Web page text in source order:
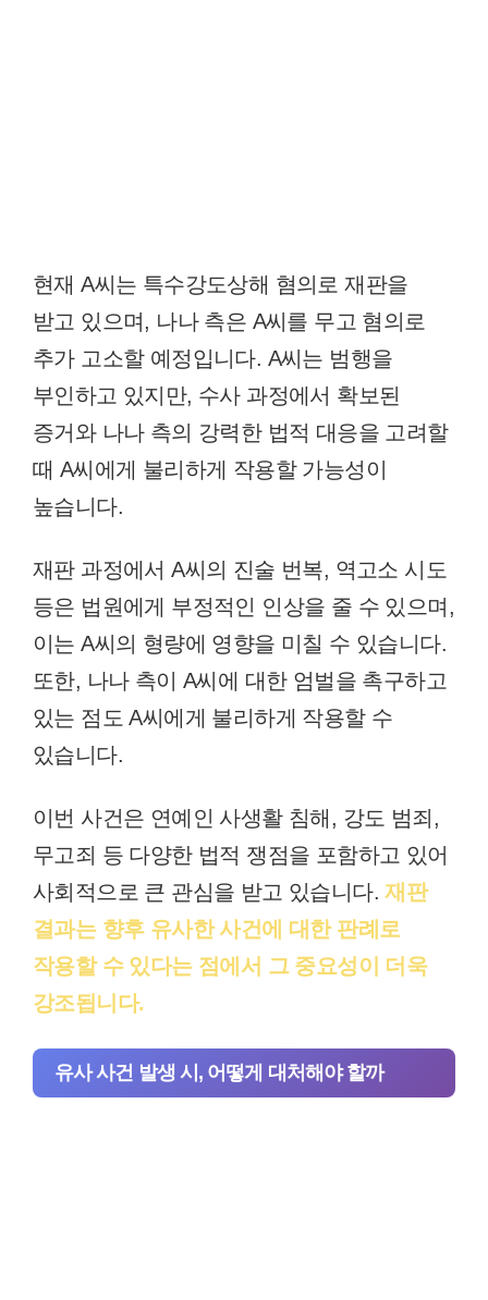
현재 A씨는 특수강도상해 혐의로 재판을
받고 있으며, 나나 측은 A씨를 무고 혐의로
추가 고소할 예정입니다. A씨는 범행을
부인하고 있지만, 수사 과정에서 확보된
증거와 나나 측의 강력한 법적 대응을 고려할
때 A씨에게 불리하게 작용할 가능성이
높습니다.
재판 과정에서 A씨의 진술 번복, 역고소 시도
등은 법원에게 부정적인 인상을 줄 수 있으며,
이는 A씨의 형량에 영향을 미칠 수 있습니다.
또한, 나나 측이 A씨에 대한 엄벌을 촉구하고
있는 점도 A씨에게 불리하게 작용할 수
있습니다.
이번 사건은 연예인 사생활 침해, 강도 범죄,
무고죄 등 다양한 법적 쟁점을 포함하고 있어
사회적으로 큰 관심을 받고 있습니다.재판
결과는 향후 유사한 사건에 대한 판례로
작용할 수 있다는 점에서 그 중요성이 더욱
강조됩니다.
유사 사건 발생 시, 어떻게 대처해야 할까